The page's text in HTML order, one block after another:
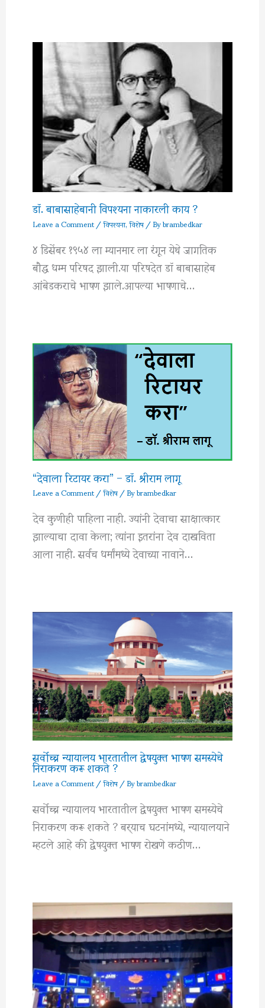
डॉ. बाबासाहेबानी विपश्यना नाकारली काय ?
Leave a Comment/विपश्यना,विशेष/ Bybrambedkar
४ डिसेंबर १९५४ ला म्यानमार ला रंगून येथे जागतिक
बौद्ध धम्म परिषद झाली.या परिषदेत डॉ बाबासाहेब
आंबेडकराचे भाषण झाले.आपल्या भाषणाचे…
“देवाला रिटायर करा” – डॉ. श्रीराम लागू
Leave a Comment/विशेष/ Bybrambedkar
देव कुणीही पाहिला नाही. ज्यांनी देवाचा साक्षात्कार
झाल्याचा दावा केला; त्यांना इतरांना देव दाखविता
आला नाही. सर्वच धर्मांमध्ये देवाच्या नावाने…
सर्वोच्च न्यायालय भारतातील द्वेषयुक्त भाषण समस्येचे
निराकरण करू शकते ?
Leave a Comment/विशेष/ Bybrambedkar
सर्वोच्च न्यायालय भारतातील द्वेषयुक्त भाषण समस्येचे
निराकरण करू शकते ? बर्‍याच घटनांमध्ये, न्यायालयाने
म्हटले आहे की द्वेषयुक्त भाषण रोखणे कठीण…